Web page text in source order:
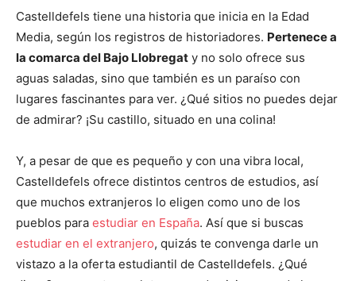
Castelldefels tiene una historia que inicia en la Edad
Media, según los registros de historiadores. Pertenece a
la comarca del Bajo Llobregat y no solo ofrece sus
aguas saladas, sino que también es un paraíso con
lugares fascinantes para ver. ¿Qué sitios no puedes dejar
de admirar? ¡Su castillo, situado en una colina!
Y, a pesar de que es pequeño y con una vibra local,
Castelldefels ofrece distintos centros de estudios, así
que muchos extranjeros lo eligen como uno de los
pueblos para estudiar en España. Así que si buscas
estudiar en el extranjero, quizás te convenga darle un
vistazo a la oferta estudiantil de Castelldefels. ¿Qué